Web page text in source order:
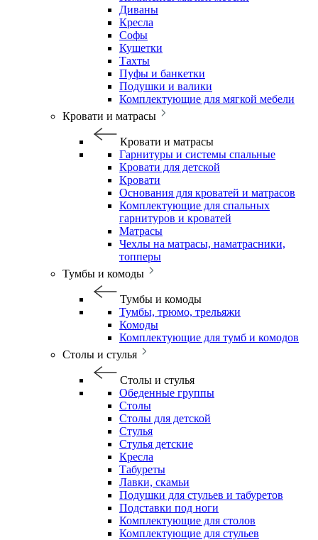
Диваны
Кресла
Софы
Кушетки
Тахты
Пуфы и банкетки
Подушки и валики
Комплектующие для мягкой мебели
Кровати и матрасы
Кровати и матрасы
Гарнитуры и системы спальные
Кровати для детской
Кровати
Основания для кроватей и матрасов
Комплектующие для спальных
гарнитуров и кроватей
Матрасы
Чехлы на матрасы, наматрасники,
топперы
Тумбы и комоды
Тумбы и комоды
Тумбы, трюмо, трельяжи
Комоды
Комплектующие для тумб и комодов
Столы и стулья
Столы и стулья
Обеденные группы
Столы
Столы для детской
Стулья
Стулья детские
Кресла
Табуреты
Лавки, скамьи
Подушки для стульев и табуретов
Подставки под ноги
Комплектующие для столов
Комплектующие для стульев